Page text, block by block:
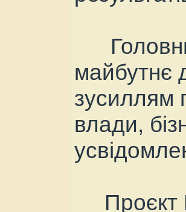
майбутнє
зусиллям
влади,
Проєкт